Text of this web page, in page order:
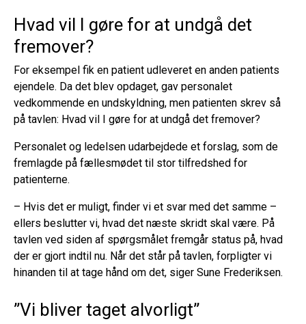
med psykisk sygdom får en sikker behandling.
Projektet fokuserer på at skabe større
samt sikre effektiv diagnostik og behandling af
somatiske sygdomme.
Psykiatriske enheder fra de fem regioner og
Færøerne deltager i Sikker Psykiatri, og Dansk
Selskab for Patientsikkerhed, TrygFonden, Det
Obelske Familie Fond og Danske Regioner står bag
projektet.
Læs om Sikker Psykiatri på projektsiden
Hvad vil I gøre for at undgå det
fremover?
For eksempel fik en patient udleveret en anden patients
ejendele. Da det blev opdaget, gav personalet
vedkommende en undskyldning, men patienten skrev så
på tavlen: Hvad vil I gøre for at undgå det fremover?
Personalet og ledelsen udarbejdede et forslag, som de
fremlagde på fællesmødet til stor tilfredshed for
patienterne.
– Hvis det er muligt, finder vi et svar med det samme –
ellers beslutter vi, hvad det næste skridt skal være. På
tavlen ved siden af spørgsmålet fremgår status på, hvad
der er gjort indtil nu. Når det står på tavlen, forpligter vi
hinanden til at tage hånd om det, siger Sune Frederiksen.
”Vi bliver taget alvorligt”